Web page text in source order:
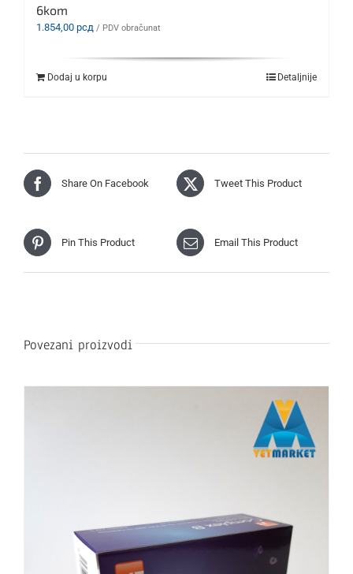
6kom
1.854,00 рсд / PDV obračunat
Dodaj u korpu Detaljnije
Share On Facebook Tweet This Product
Pin This Product Email This Product
Povezani proizvodi